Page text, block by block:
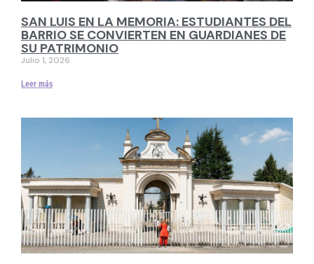
SAN LUIS EN LA MEMORIA: ESTUDIANTES DEL
BARRIO SE CONVIERTEN EN GUARDIANES DE
SU PATRIMONIO
Julio 1, 2026
Leer más